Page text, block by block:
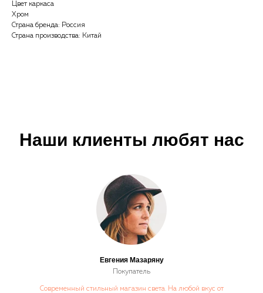
Цвет каркаса
Хром
Страна бренда: Россия
Страна производства: Китай
Наши клиенты любят нас
Евгения Мазаряну
Покупатель
Современный стильный магазин света. На любой вкус от